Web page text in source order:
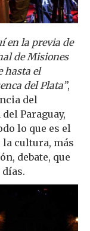
en la previa de
de Misiones
hasta el
del Plata”,
del
Paraguay,
lo que es el
cultura, más
debate, que